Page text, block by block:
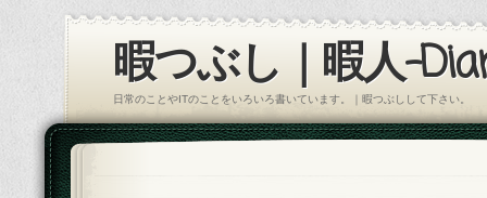
暇つぶし｜暇人-
日常のことやITのことをいろいろ書いています。｜暇つぶしして下さい。